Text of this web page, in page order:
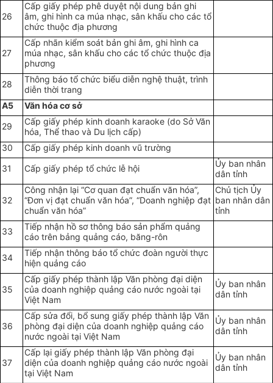
26
Cấp giấy phép phê duyệt nội dung bản ghi
âm, ghi hình ca múa nhạc, sân khấu cho các tổ
chức thuộc địa phương
27
Cấp nhãn kiểm soát bản ghi âm, ghi hình ca
múa nhạc, sân khấu cho các tổ chức thuộc địa
phương
28
Thông báo tổ chức biểu diễn nghệ thuật, trình
diễn thời trang
A5
Văn hóa cơ sở
29
Cấp giấy phép kinh doanh karaoke (do Sở Văn
hóa, Thể thao và Du lịch cấp)
30
Cấp giấy phép kinh doanh vũ trường
31
Cấp giấy phép tổ chức lễ hội
Ủy ban nhân
dân tỉnh
32
Công nhận lại “Cơ quan đạt chuẩn văn hóa”,
“Đơn vị đạt chuẩn văn hóa”, “Doanh nghiệp đạt
chuẩn văn hóa”
Chủ tịch Ủy
ban nhân dân
tỉnh
33
Tiếp nhận hồ sơ thông báo sản phẩm quảng
cáo trên bảng quảng cáo, băng-rôn
34
Tiếp nhận thông báo tổ chức đoàn người thực
hiện quảng cáo
35
Cấp giấy phép thành lập Văn phòng đại diện
của doanh nghiệp quảng cáo nước ngoài tại
Việt Nam
Ủy ban nhân
dân tỉnh
36
Cấp sửa đổi, bổ sung giấy phép thành lập Văn
phòng đại diện của doanh nghiệp quảng cáo
nước ngoài tại Việt Nam
Ủy ban nhân
dân tỉnh
37
Cấp lại giấy phép thành lập Văn phòng đại
diện của doanh nghiệp quảng cáo nước ngoài
tại Việt Nam
Ủy ban nhân
dân tỉnh